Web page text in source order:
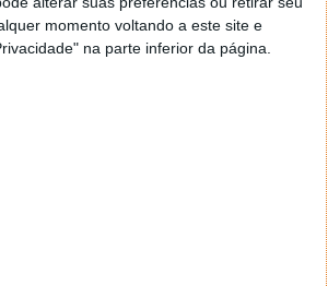
momento voltando a este site e
na parte inferior da página.